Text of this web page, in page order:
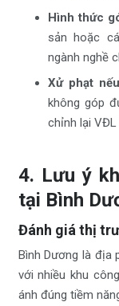
Hình thức
sản hoặc
ngành nghề
Xử phạt
không góp
chỉnh lại
4. Lưu ý
tại Bình
Đánh giá thị
Bình Dương là địa
với nhiều khu
ánh đúng tiềm